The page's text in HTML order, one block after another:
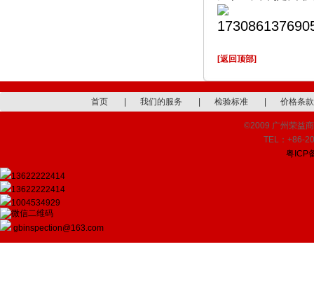
[返回顶部]
首页 我们的服务 检验标准 价格条款
©2009 广州荣益
TEL：+86-
粤ICP
13622222414
13622222414
1004534929
gbinspection@163.com